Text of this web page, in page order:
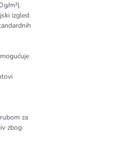
g/m²).
izgled.
za
zbog